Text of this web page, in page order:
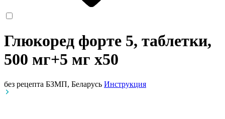
Глюкоред форте 5, таблетки,
500 мг+5 мг x50
без рецепта БЗМП, Беларусь Инструкция